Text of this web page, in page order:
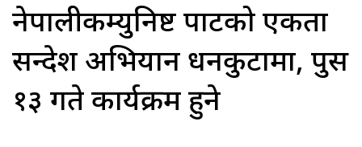
नेपालीकम्युनिष्ट पार्टीको एकता
सन्देश अभियान धनकुटामा, पुस
१३ गते कार्यक्रम हुने